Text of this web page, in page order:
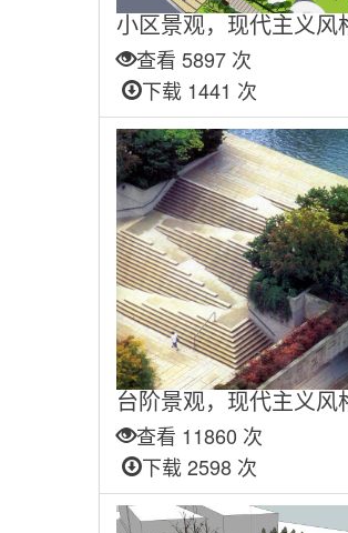
小区景观，现代主义风
查看 5897 次
下载 1441 次
台阶景观，现代主义风
查看 11860 次
下载 2598 次